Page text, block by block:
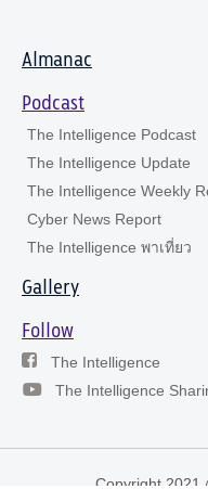
Almanac
Podcast
The Intelligence Podcast
The Intelligence Update
The Intelligence Weekly
Cyber News Report
The Intelligence พาเที่ยว
Gallery
Follow
The Intelligence
The Intelligence
Copyright 2021